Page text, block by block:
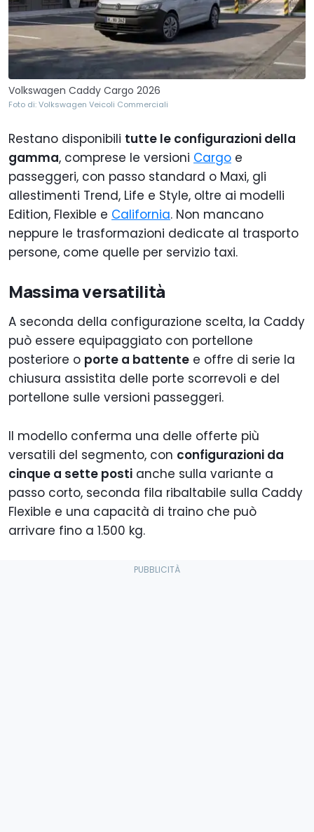
Volkswagen Caddy Cargo 2026
Foto di: Volkswagen Veicoli Commerciali
Restano disponibili tutte le configurazioni della
gamma, comprese le versioni Cargo e
passeggeri, con passo standard o Maxi, gli
allestimenti Trend, Life e Style, oltre ai modelli
Edition, Flexible e California. Non mancano
neppure le trasformazioni dedicate al trasporto
persone, come quelle per servizio taxi.
Massima versatilità
A seconda della configurazione scelta, la Caddy
può essere equipaggiato con portellone
posteriore o porte a battente e offre di serie la
chiusura assistita delle porte scorrevoli e del
portellone sulle versioni passeggeri.
Il modello conferma una delle offerte più
versatili del segmento, con configurazioni da
cinque a sette posti anche sulla variante a
passo corto, seconda fila ribaltabile sulla Caddy
Flexible e una capacità di traino che può
arrivare fino a 1.500 kg.